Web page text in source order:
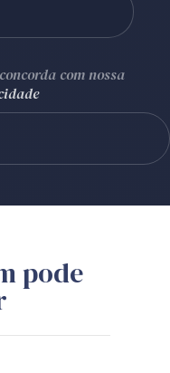
com nossa
pode